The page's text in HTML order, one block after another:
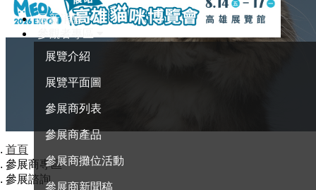
最新消息
展覽介紹
展覽平面圖
參展商列表
參展商產品
參展商攤位活動
參展商新聞稿
首頁
參展商專區
參展諮詢